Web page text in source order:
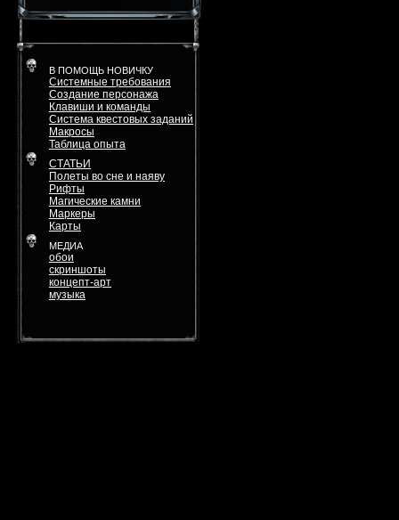
В ПОМОЩЬ НОВИЧКУ
Системные требования
Создание персонажа
Клавиши и команды
Система квестовых заданий
Макросы
Таблица опыта
СТАТЬИ
Полеты во сне и наяву
Рифты
Магические камни
Маркеры
Карты
МЕДИА
обои
скриншоты
концепт-арт
музыка